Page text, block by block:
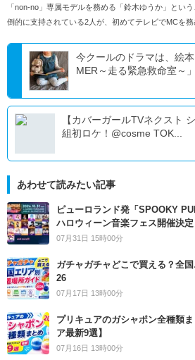
「non-no」専属モデルを務める「鈴木ゆうか」とい
倒的に支持されている2人が、初めてテレビでMCを務
今クールのドラマは、絵
MER～走る緊急救命室～」
【カバーガールTVネクスト
組初ロケ！@cosme TOK...
あわせて読みたい記事
ピューロランド発「SPOOKY
ハロウィーン音楽フェス開催決定
07月31日 15時00分
ガチャガチャどこで買える？全
26
07月17日 13時00分
プリキュアのガシャポン全種類
ア最新9選】
07月16日 13時00分